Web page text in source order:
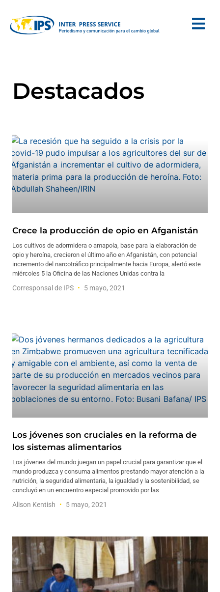
Destacados
Crece la producción de opio en Afganistán
Los cultivos de adormidera o amapola, base para la elaboración de
opio y heroína, crecieron el último año en Afganistán, con potencial
incremento del narcotráfico principalmente hacia Europa, alertó este
miércoles 5 la Oficina de las Naciones Unidas contra la
Corresponsal de IPS 5 mayo, 2021
Los jóvenes son cruciales en la reforma de
los sistemas alimentarios
Los jóvenes del mundo juegan un papel crucial para garantizar que el
mundo produzca y consuma alimentos prestando mayor atención a la
nutrición, la seguridad alimentaria, la igualdad y la sostenibilidad, se
concluyó en un encuentro especial promovido por las
Alison Kentish 5 mayo, 2021